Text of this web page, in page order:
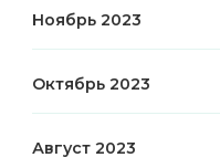
Ноябрь 2023
Октябрь 2023
Август 2023